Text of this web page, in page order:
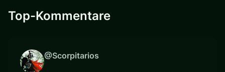
Top-Kommentare
@Scorpitarios